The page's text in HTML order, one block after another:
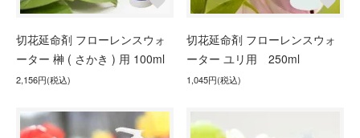
切花延命剤 フローレンスウォ
ーター 榊 ( さかき ) 用 100ml
2,156円(税込)
切花延命剤 フローレンスウォ
ーター ユリ用 250ml
1,045円(税込)